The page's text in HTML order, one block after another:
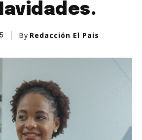
By Redacción El Pais